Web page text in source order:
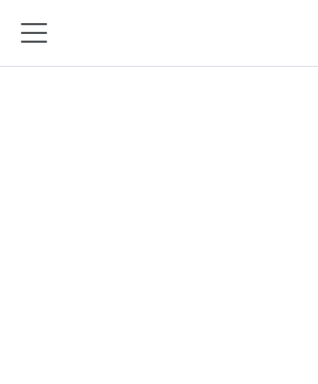
Panel lateral